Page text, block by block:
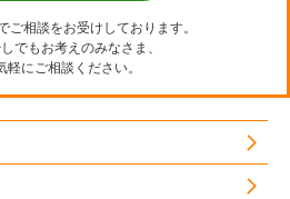
ご相談をお受けしております。
でもお考えのみなさま、
軽にご相談ください。